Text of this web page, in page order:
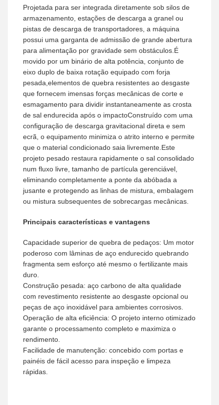
Projetada para ser integrada diretamente sob silos de
armazenamento, estações de descarga a granel ou
pistas de descarga de transportadores, a máquina
possui uma garganta de admissão de grande abertura
para alimentação por gravidade sem obstáculos.É
movido por um binário de alta potência, conjunto de
eixo duplo de baixa rotação equipado com forja
pesada,elementos de quebra resistentes ao desgaste
que fornecem imensas forças mecânicas de corte e
esmagamento para dividir instantaneamente as crosta
de sal endurecida após o impactoConstruído com uma
configuração de descarga gravitacional direta e sem
ecrã, o equipamento minimiza o atrito interno e permite
que o material condicionado saia livremente.Este
projeto pesado restaura rapidamente o sal consolidado
num fluxo livre, tamanho de partícula gerenciável,
eliminando completamente a ponte da abóbada a
jusante e protegendo as linhas de mistura, embalagem
ou mistura subsequentes de sobrecargas mecânicas.
Principais características e vantagens
Capacidade superior de quebra de pedaços: Um motor
poderoso com lâminas de aço endurecido quebrando
fragmenta sem esforço até mesmo o fertilizante mais
duro.
Construção pesada: aço carbono de alta qualidade
com revestimento resistente ao desgaste opcional ou
peças de aço inoxidável para ambientes corrosivos.
Operação de alta eficiência: O projeto interno otimizado
garante o processamento completo e maximiza o
rendimento.
Facilidade de manutenção: concebido com portas e
painéis de fácil acesso para inspeção e limpeza
rápidas.